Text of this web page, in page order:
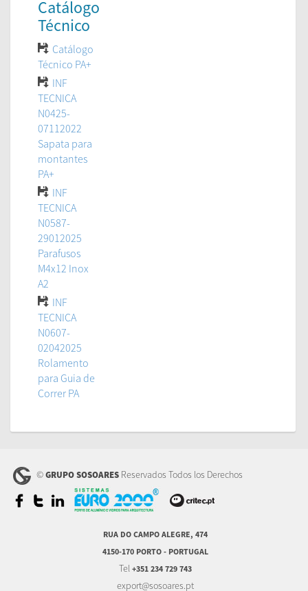
Catálogo
Técnico
Catálogo
Técnico PA+
INF
TECNICA
N0425-
07112022
Sapata para
montantes
PA+
INF
TECNICA
N0587-
29012025
Parafusos
M4x12 Inox
A2
INF
TECNICA
N0607-
02042025
Rolamento
para Guia de
Correr PA
©GRUPO SOSOARES Reservados Todos los Derechos
RUA DO CAMPO ALEGRE, 474
4150-170 PORTO - PORTUGAL
Tel +351 234 729 743
export@sosoares.pt